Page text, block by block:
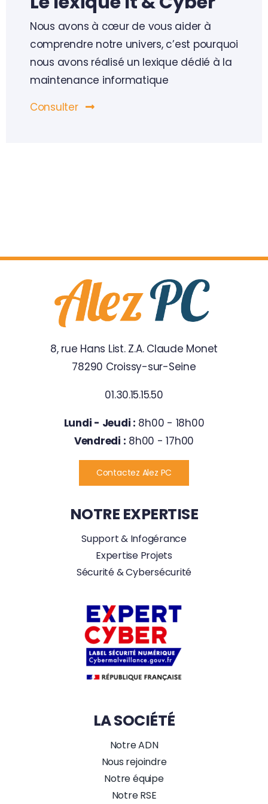
Sensibilisation des utilisateurs
Surveillance de cybersécurité (Cellule SOC – SIEM)
Nous avons à cœur de vous aider à
comprendre notre univers, c’est pourquoi
nous avons réalisé un lexique dédié à la
maintenance informatique
Consulter
8, rue Hans List. Z.A. Claude Monet
78290 Croissy-sur-Seine
01.30.15.15.50
Lundi - Jeudi : 8h00 - 18h00
Vendredi : 8h00 - 17h00
Contactez Alez PC
NOTRE EXPERTISE
Support & Infogérance
Expertise Projets
Sécurité & Cybersécurité
LA SOCIÉTÉ
Notre ADN
Nous rejoindre
Notre équipe
Notre RSE